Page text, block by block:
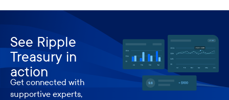
See Ripple
Treasury in
action
Get connected with
supportive experts,